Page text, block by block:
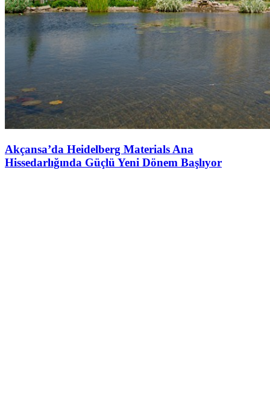
Akçansa’da Heidelberg Materials Ana
Hissedarlığında Güçlü Yeni Dönem Başlıyor